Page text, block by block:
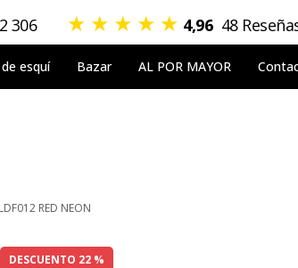
306 ★ ★ ★ ★ ★ 4,96 48
esquí Bazar AL POR MAYOR
RED NEON
DESCUENTO 22 %